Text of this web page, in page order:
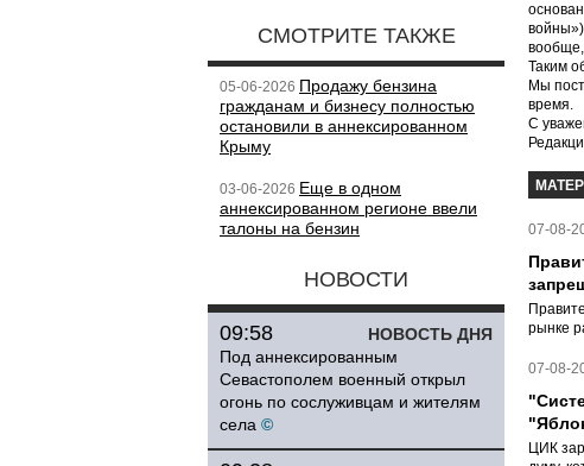
СМОТРИТЕ ТАКЖЕ
05-06-2026 Продажу бензина
гражданам и бизнесу полностью
остановили в аннексированном
Крыму
03-06-2026 Еще в одном
аннексированном регионе ввели
талоны на бензин
НОВОСТИ
НОВОСТЬ ДНЯ
09:58
Под аннексированным
Севастополем военный открыл
огонь по сослуживцам и жителям
села ©
войны»)
вообще,
Таким
Мы
время.
С
07-08-
рынке
07-08-
ЦИК